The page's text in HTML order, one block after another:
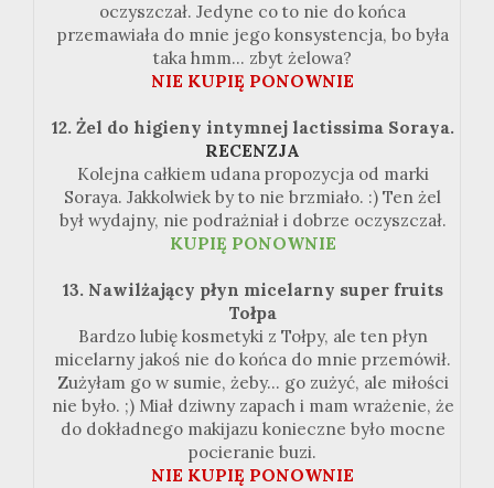
oczyszczał. Jedyne co to nie do końca
przemawiała do mnie jego konsystencja, bo była
taka hmm... zbyt żelowa?
NIE KUPIĘ PONOWNIE
12. Żel do higieny intymnej lactissima Soraya.
RECENZJA
Kolejna całkiem udana propozycja od marki
Soraya. Jakkolwiek by to nie brzmiało. :) Ten żel
był wydajny, nie podrażniał i dobrze oczyszczał.
KUPIĘ PONOWNIE
13. Nawilżający płyn micelarny super fruits
Tołpa
Bardzo lubię kosmetyki z Tołpy, ale ten płyn
micelarny jakoś nie do końca do mnie przemówił.
Zużyłam go w sumie, żeby... go zużyć, ale miłości
nie było. ;) Miał dziwny zapach i mam wrażenie, że
do dokładnego makijazu konieczne było mocne
pocieranie buzi.
NIE KUPIĘ PONOWNIE